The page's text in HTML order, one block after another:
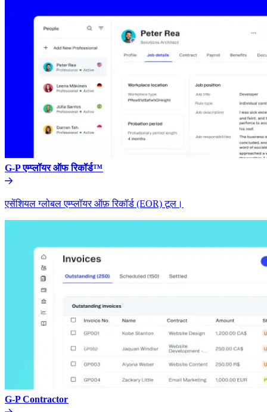
G-P एम्प्लॉयर ऑफ रिकॉर्ड™​​
एसेंशियल ग्लोबल एम्प्लॉयर ऑफ़ रिकॉर्ड (EOR) टूल।​​
G-P Contractor​​